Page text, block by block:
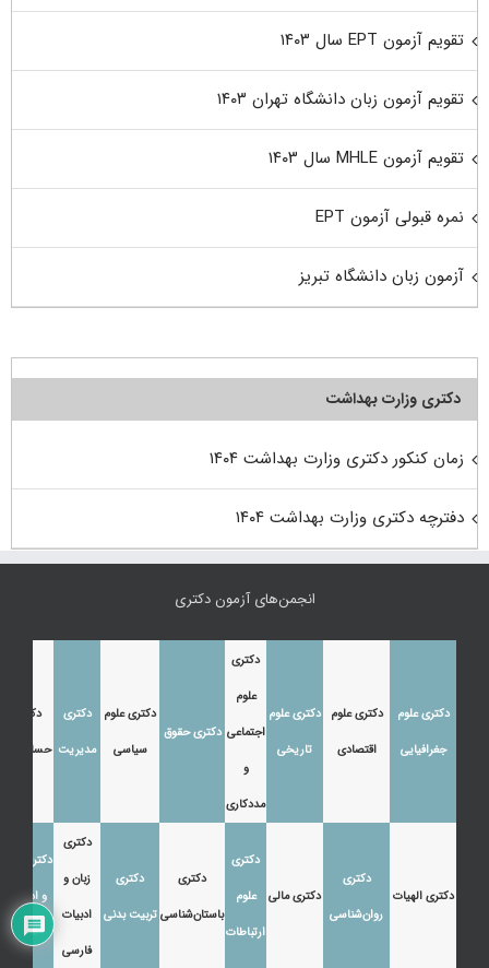
تقویم آزمون EPT سال ۱۴۰۳
تقویم آزمون زبان دانشگاه تهران ۱۴۰۳
تقویم آزمون MHLE سال ۱۴۰۳
نمره قبولی آزمون EPT
آزمون زبان دانشگاه تبریز
دکتری وزارت بهداشت
زمان کنکور دکتری وزارت بهداشت ۱۴۰۴
دفترچه دکتری وزارت بهداشت ۱۴۰۴
انجمن‌های آزمون دکتری
دکتری علوم
جغرافیایی
دکتری علوم
اقتصادی
دکتری علوم
تاریخی
دکتری
علوم
اجتماعی
و
مددکاری
دکتری حقوق
دکتری علوم
سیاسی
دکتری
مدیریت
دکتری
حسابداری
دکتری الهیات
دکتری
روان‌شناسی
دکتری مالی
دکتری
علوم
ارتباطات
دکتری
باستان‌شناسی
دکتری
تربیت بدنی
دکتری
زبان و
ادبیات
فارسی
دکتری زبان
و ادبیات
عرب